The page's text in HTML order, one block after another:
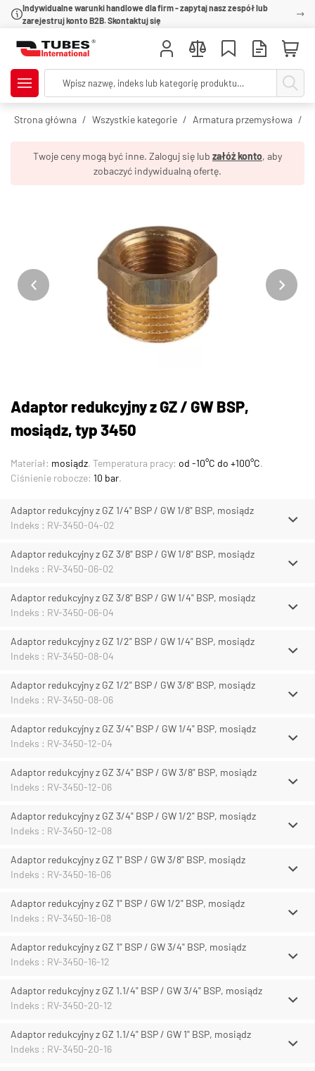
Indywidualne warunki handlowe dla firm - zapytaj nasz zespół lub
zarejestruj konto B2B. Skontaktuj się
Strona główna Wszystkie kategorie Armatura przemysłowa
Twoje ceny mogą być inne. Zaloguj się lub załóż konto, aby
zobaczyć indywidualną ofertę.
Adaptor redukcyjny z GZ / GW BSP,
mosiądz, typ 3450
Materiał: mosiądz. Temperatura pracy: od -10°C do +100°C.
Ciśnienie robocze: 10 bar.
Adaptor redukcyjny z GZ 1/4" BSP / GW 1/8" BSP, mosiądz
Indeks : RV-3450-04-02
Adaptor redukcyjny z GZ 3/8" BSP / GW 1/8" BSP, mosiądz
Indeks : RV-3450-06-02
Adaptor redukcyjny z GZ 3/8" BSP / GW 1/4" BSP, mosiądz
Indeks : RV-3450-06-04
Adaptor redukcyjny z GZ 1/2" BSP / GW 1/4" BSP, mosiądz
Indeks : RV-3450-08-04
Adaptor redukcyjny z GZ 1/2" BSP / GW 3/8" BSP, mosiądz
Indeks : RV-3450-08-06
Adaptor redukcyjny z GZ 3/4" BSP / GW 1/4" BSP, mosiądz
Indeks : RV-3450-12-04
Adaptor redukcyjny z GZ 3/4" BSP / GW 3/8" BSP, mosiądz
Indeks : RV-3450-12-06
Adaptor redukcyjny z GZ 3/4" BSP / GW 1/2" BSP, mosiądz
Indeks : RV-3450-12-08
Adaptor redukcyjny z GZ 1" BSP / GW 3/8" BSP, mosiądz
Indeks : RV-3450-16-06
Adaptor redukcyjny z GZ 1" BSP / GW 1/2" BSP, mosiądz
Indeks : RV-3450-16-08
Adaptor redukcyjny z GZ 1" BSP / GW 3/4" BSP, mosiądz
Indeks : RV-3450-16-12
Adaptor redukcyjny z GZ 1.1/4" BSP / GW 3/4" BSP, mosiądz
Indeks : RV-3450-20-12
Adaptor redukcyjny z GZ 1.1/4" BSP / GW 1" BSP, mosiądz
Indeks : RV-3450-20-16